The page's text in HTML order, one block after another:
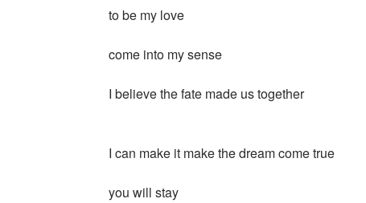
to be my love
come into my sense
I believe the fate made us together
I can make it make the dream come true
you will stay